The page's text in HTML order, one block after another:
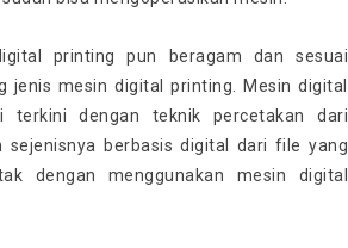
printing pun beragam dan sesuai
jenis mesin digital printing. Mesin digital
terkini dengan teknik percetakan dari
sejenisnya berbasis digital dari file yang
dengan menggunakan mesin digital